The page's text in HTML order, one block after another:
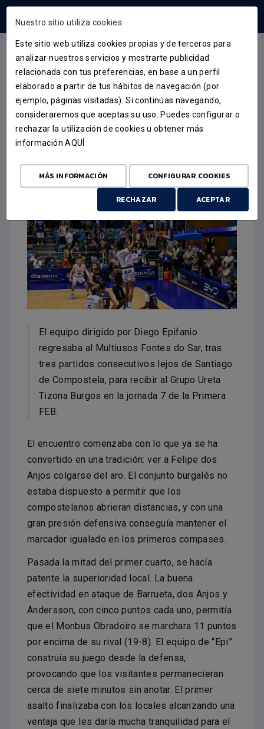
CRÓNICA
EL MONBUS OBRADOIRO
DISFRUTA CON UNA VICTORIA
ANTE SU PÚBLICO
10 DE NOVIEMBRE DE 2025
El equipo dirigido por Diego Epifanio
regresaba al Multiusos Fontes do Sar, tras
tres partidos consecutivos lejos de Santiago
de Compostela, para recibir al Grupo Ureta
Tizona Burgos en la jornada 7 de la Primera
FEB.
El encuentro comenzaba con lo que ya se ha
convertido en una tradición: ver a Felipe dos
Anjos colgarse del aro. El conjunto burgalés no
estaba dispuesto a permitir que los
compostelanos abrieran distancias, y con una
gran presión defensiva conseguía mantener el
marcador igualado en los primeros compases.
Pasada la mitad del primer cuarto, se hacía
patente la superioridad local. La buena
efectividad en ataque de Barrueta, dos Anjos y
Andersson, con cinco puntos cada uno, permitía
que el Monbus Obradoiro se marchara 11 puntos
por encima de su rival (19-8). El equipo de “Epi”
construía su juego desde la defensa,
provocando que los visitantes permanecieran
cerca de siete minutos sin anotar. El primer
asalto finalizaba con los locales alcanzando una
ventaja que les daría mucha tranquilidad para el
Nuestro sitio utiliza cookies.
Este sitio web utiliza cookies propias y de terceros para
analizar nuestros servicios y mostrarte publicidad
relacionada con tus preferencias, en base a un perfil
elaborado a partir de tus hábitos de navegación (por
ejemplo, páginas visitadas). Si continúas navegando,
consideraremos que aceptas su uso. Puedes configurar o
rechazar la utilización de cookies u obtener más
informaciónAQUÍ
MÁS INFORMACIÓN CONFIGURAR COOKIES
RECHAZAR ACEPTAR